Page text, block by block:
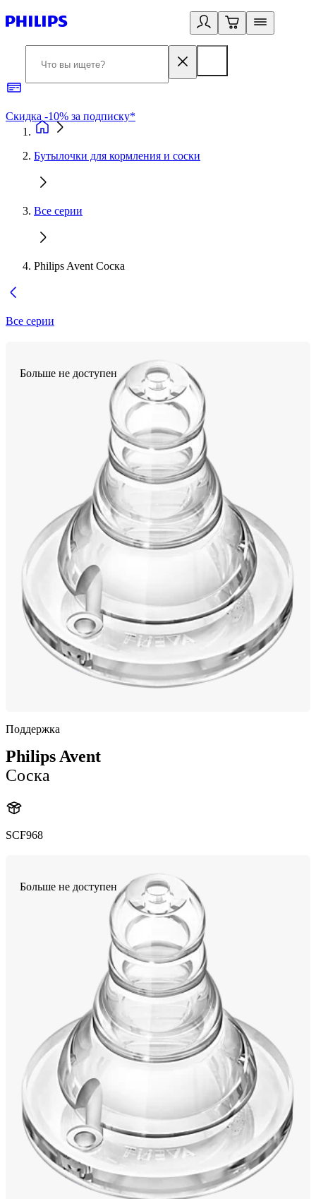
Скидка -10% за подписку*
Бутылочки для кормления и соски
Все серии
Philips Avent Соска
Все серии
Больше не доступен
Поддержка
Philips Avent
Соска
SCF968
Больше не доступен